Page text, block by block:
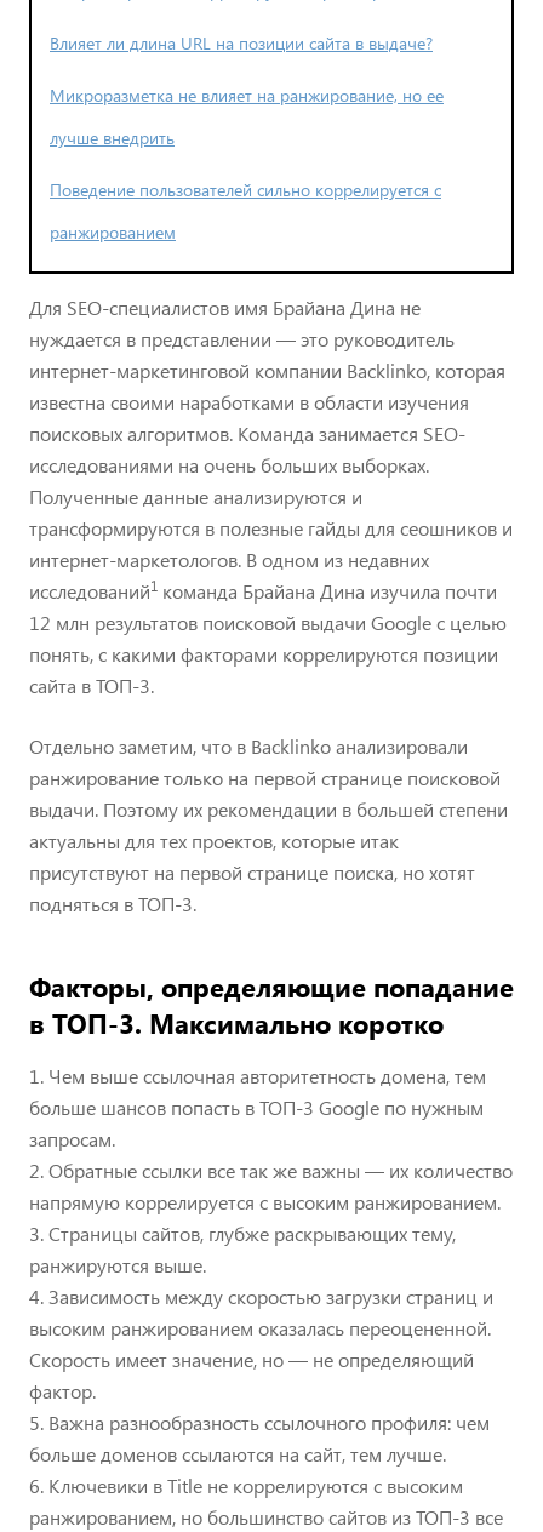
Влияет ли длина URL на позиции сайта в выдаче?
Микроразметка не влияет на ранжирование, но ее
лучше внедрить
Поведение пользователей сильно коррелируется с
ранжированием
Для SEO-специалистов имя Брайана Дина не
нуждается в представлении — это руководитель
интернет-маркетинговой компании Backlinko, которая
известна своими наработками в области изучения
поисковых алгоритмов. Команда занимается SEO-
исследованиями на очень больших выборках.
Полученные данные анализируются и
трансформируются в полезные гайды для сеошников и
интернет-маркетологов. В одном из недавних
исследований1 команда Брайана Дина изучила почти
12 млн результатов поисковой выдачи Google с целью
понять, с какими факторами коррелируются позиции
сайта в ТОП-3.
Отдельно заметим, что в Backlinko анализировали
ранжирование только на первой странице поисковой
выдачи. Поэтому их рекомендации в большей степени
актуальны для тех проектов, которые итак
присутствуют на первой странице поиска, но хотят
подняться в ТОП-3.
Факторы, определяющие попадание
в ТОП-3. Максимально коротко
1. Чем выше ссылочная авторитетность домена, тем
больше шансов попасть в ТОП-3 Google по нужным
запросам.
2. Обратные ссылки все так же важны — их количество
напрямую коррелируется с высоким ранжированием.
3. Страницы сайтов, глубже раскрывающих тему,
ранжируются выше.
4. Зависимость между скоростью загрузки страниц и
высоким ранжированием оказалась переоцененной.
Скорость имеет значение, но — не определяющий
фактор.
5. Важна разнообразность ссылочного профиля: чем
больше доменов ссылаются на сайт, тем лучше.
6. Ключевики в Title не коррелируются с высоким
ранжированием, но большинство сайтов из ТОП-3 все